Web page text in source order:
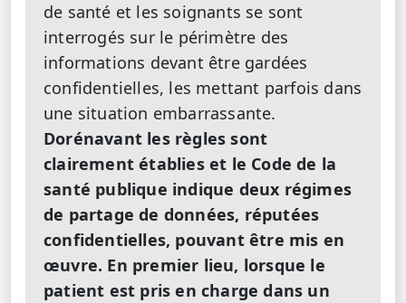
de santé et les soignants se sont
interrogés sur le périmètre des
informations devant être gardées
confidentielles, les mettant parfois dans
une situation embarrassante.
Dorénavant les règles sont
clairement établies et le Code de la
santé publique indique deux régimes
de partage de données, réputées
confidentielles, pouvant être mis en
œuvre. En premier lieu, lorsque le
patient est pris en charge dans un